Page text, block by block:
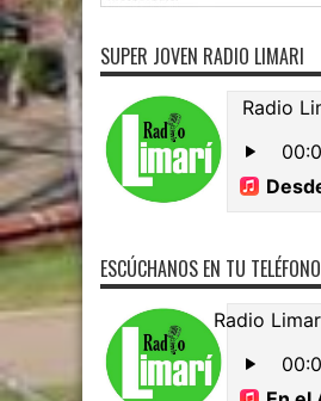
SUPER JOVEN RADIO LIMARI
ESCÚCHANOS EN TU TELÉFONO